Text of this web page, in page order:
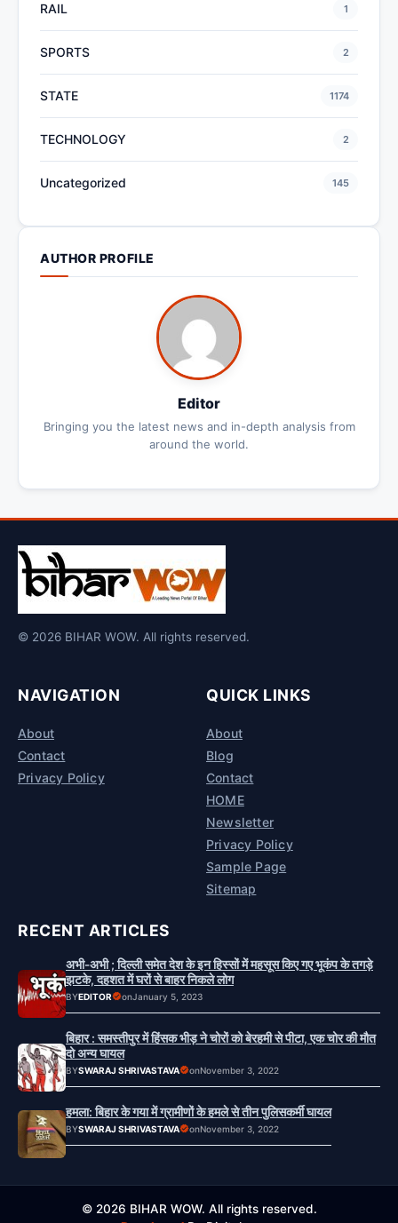
RAIL 1
SPORTS 2
STATE 1174
TECHNOLOGY 2
Uncategorized 145
AUTHOR PROFILE
Editor
Bringing you the latest news and in-depth analysis from
around the world.
© 2026 BIHAR WOW. All rights reserved.
NAVIGATION
About
Contact
Privacy Policy
QUICK LINKS
About
Blog
Contact
HOME
Newsletter
Privacy Policy
Sample Page
Sitemap
RECENT ARTICLES
अभी-अभी ; दिल्ली समेत देश के इन हिस्सों में महसूस किए गए भूकंप के तगड़े
झटके, दहशत में घरों से बाहर निकले लोग
BYEDITOR onJanuary 5, 2023
बिहार : समस्तीपुर में हिंसक भीड़ ने चोरों को बेरहमी से पीटा, एक चोर की मौत
दो अन्य घायल
BYSWARAJ SHRIVASTAVA onNovember 3, 2022
हमला: बिहार के गया में ग्रामीणों के हमले से तीन पुलिसकर्मी घायल
BYSWARAJ SHRIVASTAVA onNovember 3, 2022
© 2026 BIHAR WOW. All rights reserved.